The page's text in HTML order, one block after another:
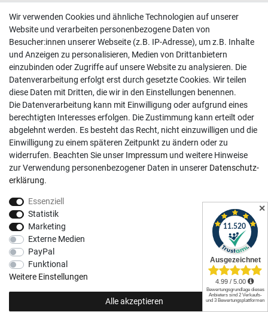
Telefonische Unterstützung und Beratung unter:
02381 9878909
Mo-Fr, 9:00 - 18:00 Uhr
Sa, 9:00 - 13:00 Uhr
Kundenkonto
Registrieren
Login
Hilfe
Informationen
Impressum
Datenschutzerklärung
AGB
Vertrag widerrufen
Social Media
✕
Wir verwenden Cookies und ähnliche Technologien auf unserer
Website und verarbeiten personenbezogene Daten von
Besucher:innen unserer Webseite (z.B. IP-Adresse), um z.B. Inhalte
und Anzeigen zu personalisieren, Medien von Drittanbietern
einzubinden oder Zugriffe auf unsere Website zu analysieren. Die
Datenverarbeitung erfolgt erst durch gesetzte Cookies. Wir teilen
diese Daten mit Dritten, die wir in den Einstellungen benennen.
Die Datenverarbeitung kann mit Einwilligung oder aufgrund eines
berechtigten Interesses erfolgen. Die Zustimmung kann erteilt oder
abgelehnt werden. Es besteht das Recht, nicht einzuwilligen und die
Einwilligung zu einem späteren Zeitpunkt zu ändern oder zu
widerrufen. Beachten Sie unser Impressum und weitere Hinweise
zur Verwendung personenbezogener Daten in unserer Daten­schutz­
erklärung.
Essenziell
Statistik
Marketing
Externe Medien
PayPal
Funktional
Weitere Einstellungen
Alle akzeptieren